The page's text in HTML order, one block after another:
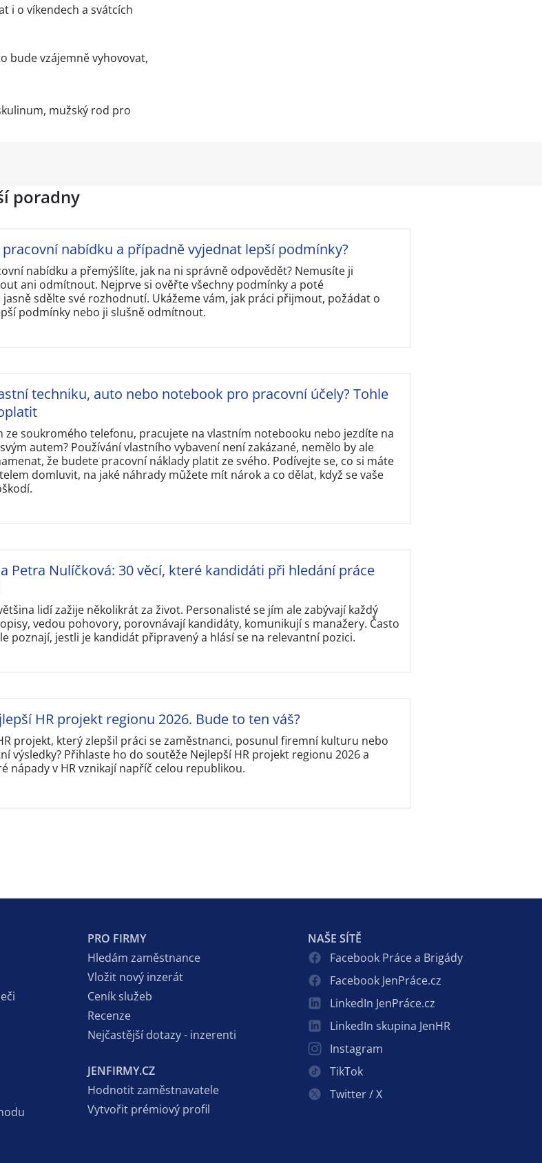
i o víkendech a svátcích
bude vzájemně vyhovovat,
mužský rod pro
poradny
nabídku a případně vyjednat lepší podmínky?
nabídku a přemýšlíte, jak na ni správně odpovědět? Nemusíte ji
ani odmítnout. Nejprve si ověřte všechny podmínky a poté
sdělte své rozhodnutí. Ukážeme vám, jak práci přijmout, požádat o
podmínky nebo ji slušně odmítnout.
techniku, auto nebo notebook pro pracovní účely? Tohle
ze soukromého telefonu, pracujete na vlastním notebooku nebo jezdíte na
autem? Používání vlastního vybavení není zakázané, nemělo by ale
že budete pracovní náklady platit ze svého. Podívejte se, co si máte
domluvit, na jaké náhrady můžete mít nárok a co dělat, když se vaše
Petra Nulíčková: 30 věcí, které kandidáti při hledání práce
lidí zažije několikrát za život. Personalisté se jím ale zabývají každý
vedou pohovory, porovnávají kandidáty, komunikují s manažery. Často
poznají, jestli je kandidát připravený a hlásí se na relevantní pozici.
HR projekt regionu 2026. Bude to ten váš?
projekt, který zlepšil práci se zaměstnanci, posunul firemní kulturu nebo
výsledky? Přihlaste ho do soutěže Nejlepší HR projekt regionu 2026 a
nápady v HR vznikají napříč celou republikou.
PRO FIRMY
Hledám zaměstnance
Vložit nový inzerát
Ceník služeb
Recenze
Nejčastější dotazy - inzerenti
JENFIRMY.CZ
Hodnotit zaměstnavatele
Vytvořit prémiový profil
NAŠE SÍTĚ
Facebook Práce a Brigády
Facebook JenPráce.cz
LinkedIn JenPráce.cz
LinkedIn skupina JenHR
Instagram
TikTok
Twitter / X